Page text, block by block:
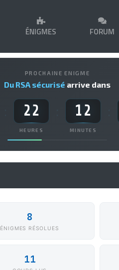
ÉNIGMES FORUM
PROCHAINE ENIGME
Du RSA sécurisé arrive dans
22
HEURES
12
MINUTES
8
ÉNIGMES RÉSOLUES
11